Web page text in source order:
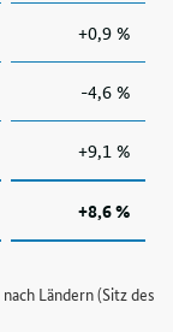
nach Ländern (Sitz des
+0,9 %
-4,6 %
+9,1 %
+8,6 %